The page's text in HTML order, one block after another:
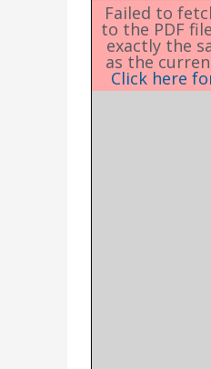
Failed to
to the PDF
exactly the
as the
Click here